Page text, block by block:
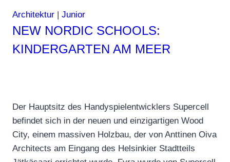
Architektur | Junior
NEW NORDIC SCHOOLS:
KINDERGARTEN AM MEER
Der Hauptsitz des Handyspielentwicklers Supercell
befindet sich in der neuen und einzigartigen Wood
City, einem massiven Holzbau, der von Anttinen Oiva
Architects am Eingang des Helsinkier Stadtteils